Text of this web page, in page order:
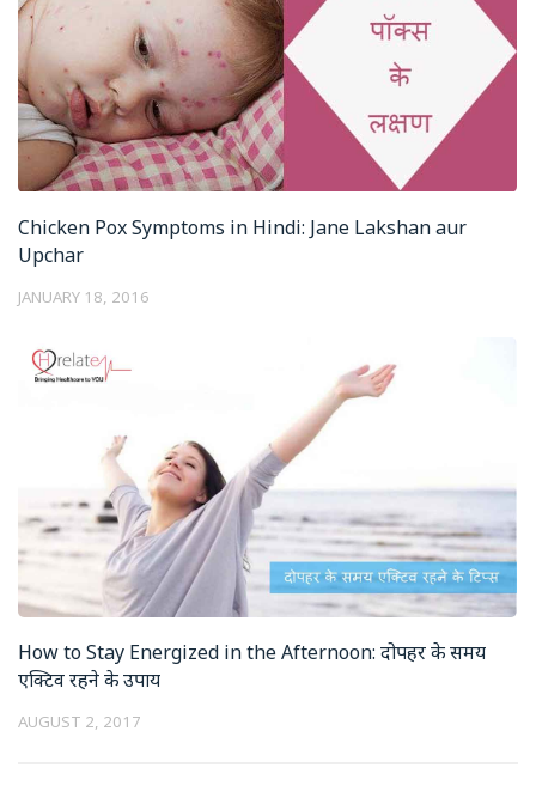
Chicken Pox Symptoms in Hindi: Jane Lakshan aur
Upchar
JANUARY 18, 2016
How to Stay Energized in the Afternoon: दोपहर के समय
एक्टिव रहने के उपाय
AUGUST 2, 2017